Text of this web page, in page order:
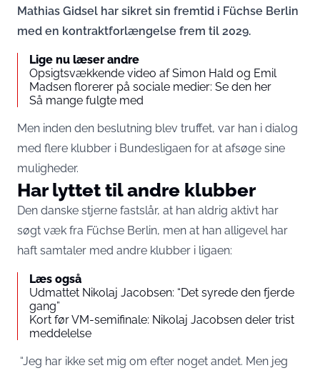
Mathias Gidsel har sikret sin fremtid i Füchse Berlin
med en kontraktforlængelse frem til 2029.
Lige nu læser andre
Opsigtsvækkende video af Simon Hald og Emil
Madsen florerer på sociale medier: Se den her
Så mange fulgte med
Men inden den beslutning blev truffet, var han i dialog
med flere klubber i Bundesligaen for at afsøge sine
muligheder.
Har lyttet til andre klubber
Den danske stjerne fastslår, at han aldrig aktivt har
søgt væk fra Füchse Berlin, men at han alligevel har
haft samtaler med andre klubber i ligaen:
Læs også
Udmattet Nikolaj Jacobsen: “Det syrede den fjerde
gang”
Kort før VM-semifinale: Nikolaj Jacobsen deler trist
meddelelse
“Jeg har ikke set mig om efter noget andet. Men jeg